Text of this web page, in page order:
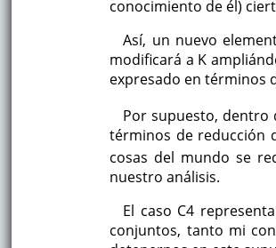
conocimiento de él)
Así, un nuevo
modificará a K
expresado en términos
Por supuesto, dentro
términos de reducción
cosas del mundo se
nuestro análisis.
El caso C4
conjuntos, tanto mi